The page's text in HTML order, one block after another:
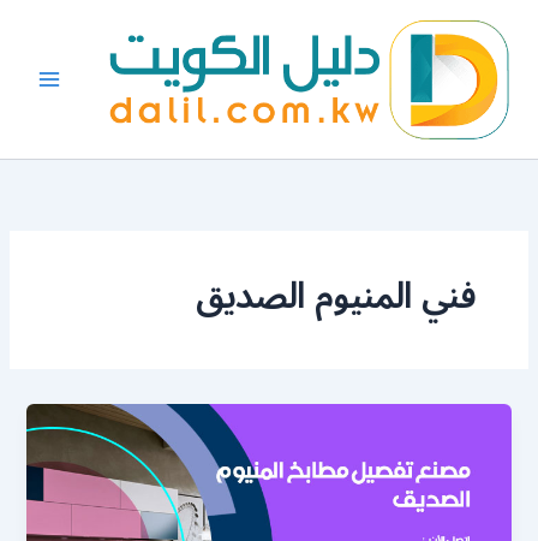
المحتوى
فني المنيوم الصديق